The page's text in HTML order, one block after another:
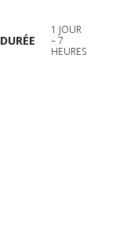
DURÉE
1 JOUR
– 7
HEURES